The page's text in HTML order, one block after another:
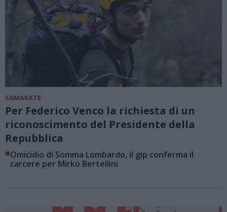
SAMARATE
Per Federico Venco la richiesta di un
riconoscimento del Presidente della
Repubblica
■Omicidio di Somma Lombardo, il gip conferma il
carcere per Mirko Bertellini